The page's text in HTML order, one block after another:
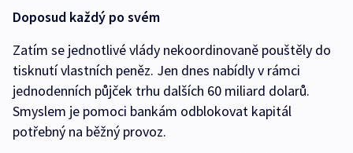
Doposud každý po svém
Zatím se jednotlivé vlády nekoordinovaně pouštěly do
tisknutí vlastních peněz. Jen dnes nabídly v rámci
jednodenních půjček trhu dalších 60 miliard dolarů.
Smyslem je pomoci bankám odblokovat kapitál
potřebný na běžný provoz.